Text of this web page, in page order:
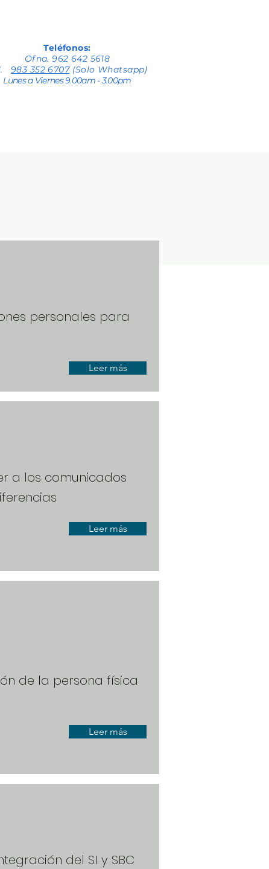
Teléfonos:
Ofna. 962 642 5618
983 352 6707(Solo Whatsapp)
Lunes a Viernes 9.00am - 3.00pm
personales para
Leer más
a los comunicados
Leer más
de la persona física
Leer más
del SI y SBC